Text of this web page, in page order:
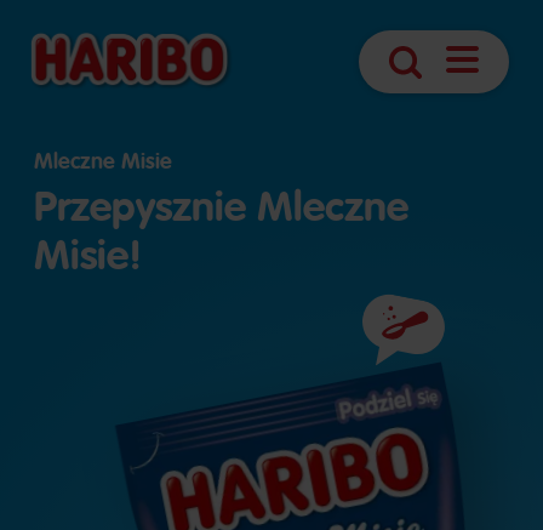
Szukaj
Otwórz
Mleczne Misie
Przepysznie Mleczne
Misie!
Składniki